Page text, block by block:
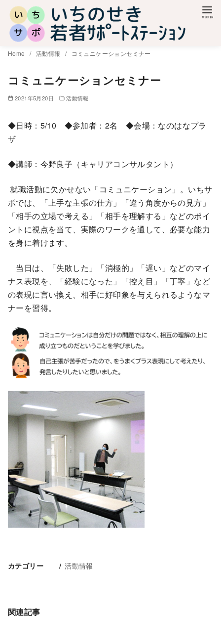
Home 活動情報 コミュニケーションセミナー
コミュニケーションセミナー
2021年5月20日 活動情報
◆日時：5/10 ◆参加者：2名 ◆会場：なのはなプラ
ザ
◆講師：今野良子（キャリアコンサルタント）
就職活動に欠かせない「コミュニケーション」。いちサ
ポでは、「上手な主張の仕方」「違う角度からの見方」
「相手の立場で考える」「相手を理解する」などのポイ
ントに視点を当て、実際のワークを通して、必要な能力
を身に着けます。
当日は、「失敗した」「消極的」「遅い」などのマイ
ナス表現を、「経験になった」「控え目」「丁寧」など
の表現に言い換え、相手に好印象を与えられるようなマ
ナーを習得。
カテゴリー 活動情報
関連記事